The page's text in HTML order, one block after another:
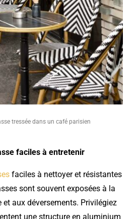
tressée dans un café parisien
faciles à entretenir
faciles à nettoyer et résistantes
sont souvent exposées à la
et aux déversements. Privilégiez
une structure en aluminium